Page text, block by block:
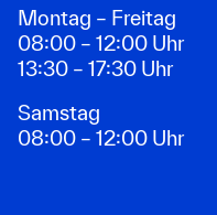
Montag – Freitag
08:00 – 12:00 Uhr
13:30 – 17:30 Uhr
Samstag
08:00 – 12:00 Uhr